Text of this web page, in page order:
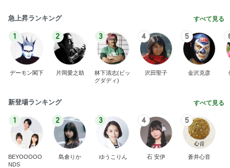
急上昇ランキング すべて見る
1
デーモン閣下
2
片岡愛之助
3
林下清志(ビッ
グダディ)
4
沢田聖子
5
金沢克彦
新登場ランキング すべて見る
1
BEYOOOOO
NDS
2
島倉りか
3
ゆうこりん
4
石 安伊
5
蒼井心音